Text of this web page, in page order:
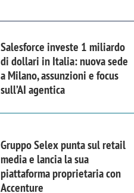
Salesforce investe 1 miliardo
di dollari in Italia: nuova sede
a Milano, assunzioni e focus
sull’AI agentica
Gruppo Selex punta sul retail
media e lancia la sua
piattaforma proprietaria con
Accenture